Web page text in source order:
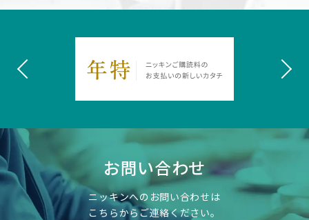
お問い合わせ
ニッキンへのお問い合わせは
こちらからご連絡ください。